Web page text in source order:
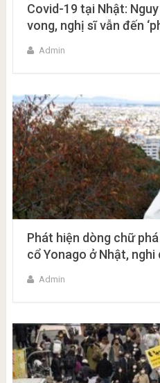
Covid-19 tại Nhật:
vong, nghị sĩ vẫn đến
Admin
Phát hiện dòng chữ
cổ Yonago ở Nhật,
Admin